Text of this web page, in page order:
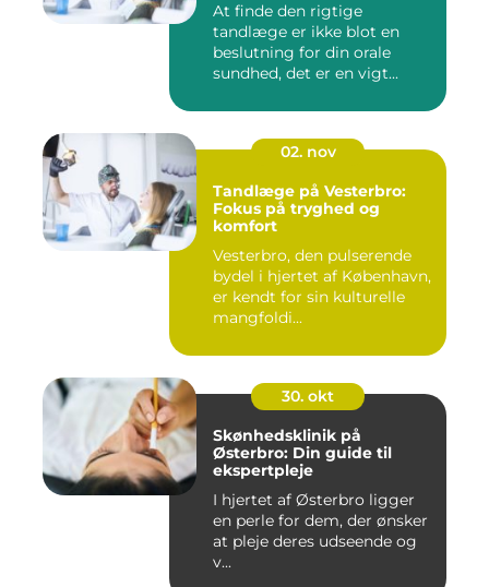
At finde den rigtige
tandlæge er ikke blot en
beslutning for din orale
sundhed, det er en vigt...
02. nov
Tandlæge på Vesterbro:
Fokus på tryghed og
komfort
Vesterbro, den pulserende
bydel i hjertet af København,
er kendt for sin kulturelle
mangfoldi...
30. okt
Skønhedsklinik på
Østerbro: Din guide til
ekspertpleje
I hjertet af Østerbro ligger
en perle for dem, der ønsker
at pleje deres udseende og
v...